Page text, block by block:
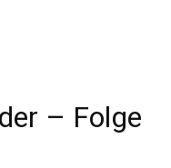
– Folge